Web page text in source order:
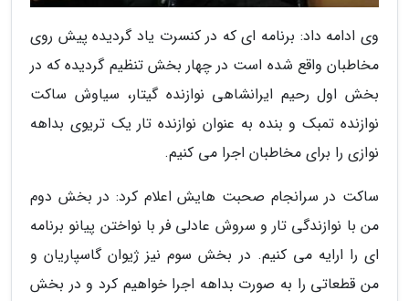
وی ادامه داد: برنامه ای که در کنسرت یاد گردیده پیش روی
مخاطبان واقع شده است در چهار بخش تنظیم گردیده که در
بخش اول رحیم ایرانشاهی نوازنده گیتار، سیاوش ساکت
نوازنده تمبک و بنده به عنوان نوازنده تار یک تریوی بداهه
نوازی را برای مخاطبان اجرا می کنیم.
ساکت در سرانجام صحبت هایش اعلام کرد: در بخش دوم
من با نوازندگی تار و سروش عادلی فر با نواختن پیانو برنامه
ای را ارایه می کنیم. در بخش سوم نیز ژیوان گاسپاریان و
من قطعاتی را به صورت بداهه اجرا خواهیم کرد و در بخش